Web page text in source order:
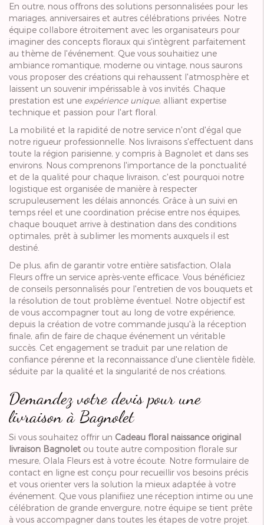
En outre, nous offrons des solutions personnalisées pour les
mariages, anniversaires et autres célébrations privées. Notre
équipe collabore étroitement avec les organisateurs pour
imaginer des concepts floraux qui s'intègrent parfaitement
au thème de l'événement. Que vous souhaitiez une
ambiance romantique, moderne ou vintage, nous saurons
vous proposer des créations qui rehaussent l'atmosphère et
laissent un souvenir impérissable à vos invités. Chaque
prestation est une expérience unique, alliant expertise
technique et passion pour l'art floral.
La mobilité et la rapidité de notre service n'ont d'égal que
notre rigueur professionnelle. Nos livraisons s'effectuent dans
toute la région parisienne, y compris à Bagnolet et dans ses
environs. Nous comprenons l'importance de la ponctualité
et de la qualité pour chaque livraison, c'est pourquoi notre
logistique est organisée de manière à respecter
scrupuleusement les délais annoncés. Grâce à un suivi en
temps réel et une coordination précise entre nos équipes,
chaque bouquet arrive à destination dans des conditions
optimales, prêt à sublimer les moments auxquels il est
destiné.
De plus, afin de garantir votre entière satisfaction, Olala
Fleurs offre un service après-vente efficace. Vous bénéficiez
de conseils personnalisés pour l'entretien de vos bouquets et
la résolution de tout problème éventuel. Notre objectif est
de vous accompagner tout au long de votre expérience,
depuis la création de votre commande jusqu'à la réception
finale, afin de faire de chaque événement un véritable
succès. Cet engagement se traduit par une relation de
confiance pérenne et la reconnaissance d'une clientèle fidèle,
séduite par la qualité et la singularité de nos créations.
Demandez votre devis pour une
livraison à Bagnolet
Si vous souhaitez offrir un Cadeau floral naissance original
livraison Bagnolet ou toute autre composition florale sur
mesure, Olala Fleurs est à votre écoute. Notre formulaire de
contact en ligne est conçu pour recueillir vos besoins précis
et vous orienter vers la solution la mieux adaptée à votre
événement. Que vous planifiiez une réception intime ou une
célébration de grande envergure, notre équipe se tient prête
à vous accompagner dans toutes les étapes de votre projet.